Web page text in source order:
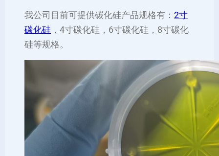
我公司目前可提供碳化硅产品规格有： 2寸
碳化硅 ，4寸碳化硅，6寸碳化硅，8寸碳化
硅等规格。